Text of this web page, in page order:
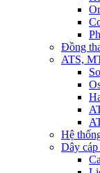
Đồng
ATS,
Hệ
Dây cáp